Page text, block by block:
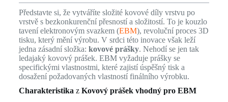
Představte si, že vytváříte složité kovové díly vrstvu po
vrstvě s bezkonkurenční přesností a složitostí. To je kouzlo
tavení elektronovým svazkem (EBM), revoluční proces 3D
tisku, který mění výrobu. V srdci této inovace však leží
jedna zásadní složka: kovové prášky. Nehodí se jen tak
ledajaký kovový prášek. EBM vyžaduje prášky se
specifickými vlastnostmi, které zajistí úspěšný tisk a
dosažení požadovaných vlastností finálního výrobku.
Charakteristika z Kovový prášek vhodný pro EBM